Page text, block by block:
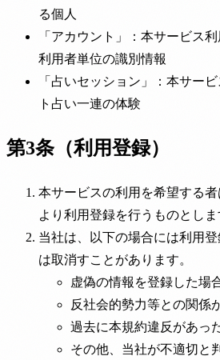
る個人
「アカウント」：本サービス
利用者単位の識別情報
「占いセッション」：本サー
ト占い一連の体験
第3条（利用登録）
本サービスの利用を希望する
より利用登録を行うものとしま
当社は、以下の場合には利用
は取消すことがあります。
虚偽の情報を登録した場
反社会的勢力等との関係
過去に本規約違反があっ
その他、当社が不適切と